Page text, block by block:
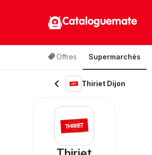
Cataloguemate
Offres Supermarchés
Thiriet Dijon